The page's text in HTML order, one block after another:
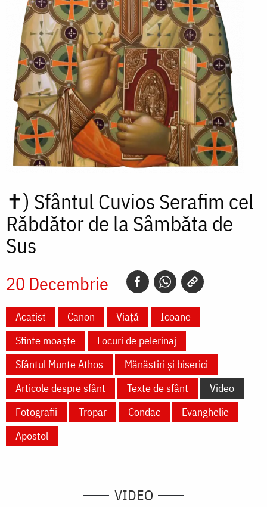
✝) Sfântul Cuvios Serafim cel
Răbdător de la Sâmbăta de
Sus
20 Decembrie
Acatist Canon Viață
Icoane
Sfinte moaște
Locuri de pelerinaj
Sfântul Munte Athos
Mănăstiri și biserici
Articole despre sfânt
Texte de sfânt
Video
Fotografii
Tropar Condac
Evanghelie
Apostol
VIDEO